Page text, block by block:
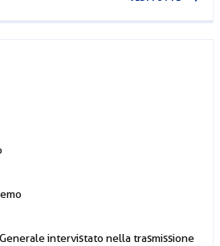
intervistato nella trasmissione